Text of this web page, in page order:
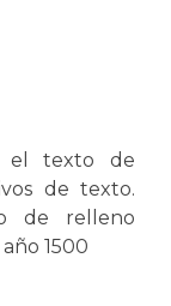
el texto de
de texto.
de relleno
1500